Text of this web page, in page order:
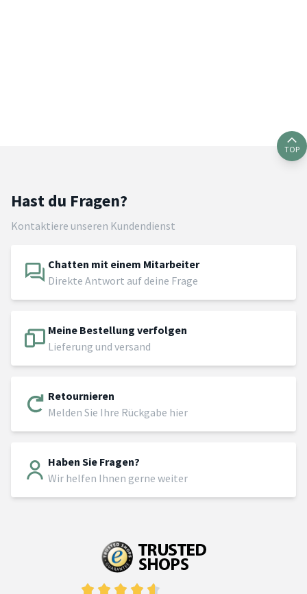
TOP
Hast du Fragen?
Kontaktiere unseren Kundendienst
Chatten mit einem Mitarbeiter
Direkte Antwort auf deine Frage
Meine Bestellung verfolgen
Lieferung und versand
Retournieren
Melden Sie Ihre Rückgabe hier
Haben Sie Fragen?
Wir helfen Ihnen gerne weiter